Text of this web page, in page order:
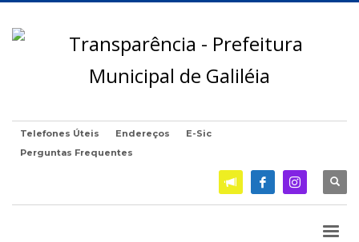
Telefones Úteis Endereços
E-Sic
Perguntas Frequentes